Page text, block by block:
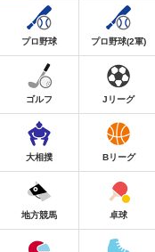
プロ野球 プロ野球(2軍)
ゴルフ Jリーグ
大相撲 Bリーグ
地方競馬 卓球